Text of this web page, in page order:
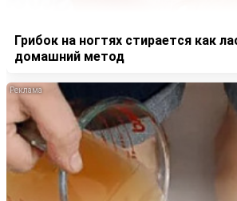
Грибок на ногтях стирается как
домашний метод